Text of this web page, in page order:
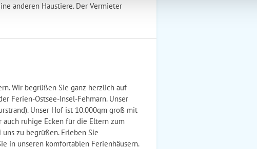
anderen Haustiere. Der Vermieter
Wir begrüßen Sie ganz herzlich auf
Ferien-Ostsee-Insel-Fehmarn. Unser
Unser Hof ist 10.000qm groß mit
ruhige Ecken für die Eltern zum
zu begrüßen. Erleben Sie
in unseren komfortablen Ferienhäusern.